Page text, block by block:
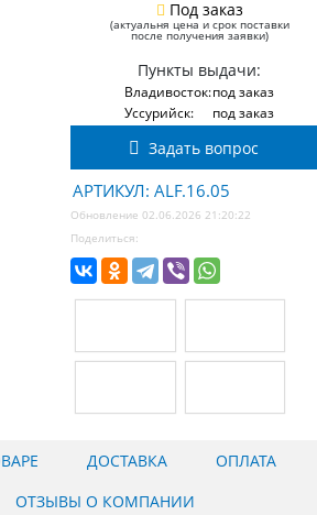
Под заказ
(актуальня цена и срок поставки
после получения заявки)
Пункты выдачи:
Владивосток:под заказ
Уссурийск:
под заказ
Задать вопрос
АРТИКУЛ: ALF.16.05
Обновление 02.06.2026 21:20:22
Поделиться:
ДОСТАВКА
ОПЛАТА
ОТЗЫВЫ О КОМПАНИИ